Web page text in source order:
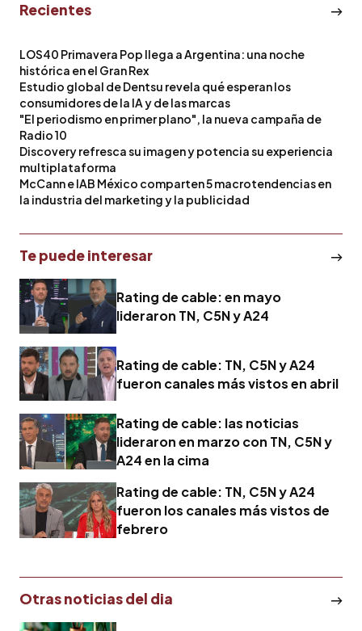
Recientes
LOS40 Primavera Pop llega a Argentina: una noche
histórica en el Gran Rex
Estudio global de Dentsu revela qué esperan los
consumidores de la IA y de las marcas
"El periodismo en primer plano", la nueva campaña de
Radio 10
Discovery refresca su imagen y potencia su experiencia
multiplataforma
McCann e IAB México comparten 5 macrotendencias en
la industria del marketing y la publicidad
Te puede interesar
Rating de cable: en mayo
lideraron TN, C5N y A24
Rating de cable: TN, C5N y A24
fueron canales más vistos en abril
Rating de cable: las noticias
lideraron en marzo con TN, C5N y
A24 en la cima
Rating de cable: TN, C5N y A24
fueron los canales más vistos de
febrero
Otras noticias del dia